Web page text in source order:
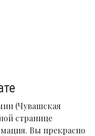
(Чувашская
странице
Вы прекрасно